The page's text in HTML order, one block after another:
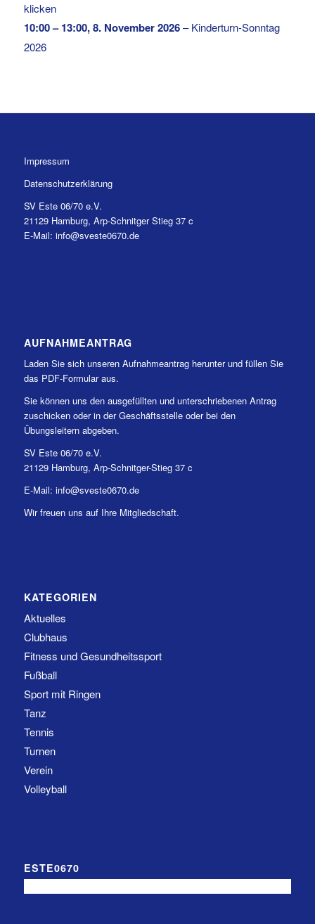
klicken
10:00– 13:00,8. November 2026–Kinderturn-Sonntag
2026
Impressum
Datenschutzerklärung
SV Este 06/70 e.V.
21129 Hamburg, Arp-Schnitger Stieg 37 c
E-Mail: info@sveste0670.de
AUFNAHMEANTRAG
Laden Sie sich unseren Aufnahmeantrag herunter und füllen Sie
das PDF-Formular aus.
Sie können uns den ausgefüllten und unterschriebenen Antrag
zuschicken oder in der Geschäftsstelle oder bei den
Übungsleitern abgeben.
SV Este 06/70 e.V.
21129 Hamburg, Arp-Schnitger-Stieg 37 c
E-Mail: info@sveste0670.de
Wir freuen uns auf Ihre Mitgliedschaft.
KATEGORIEN
Aktuelles
Clubhaus
Fitness und Gesundheitssport
Fußball
Sport mit Ringen
Tanz
Tennis
Turnen
Verein
Volleyball
ESTE0670